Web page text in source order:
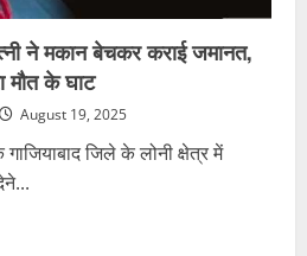
ने मकान बेचकर कराई जमानत,
मौत के घाट
August 19, 2025
जिले के लोनी क्षेत्र में